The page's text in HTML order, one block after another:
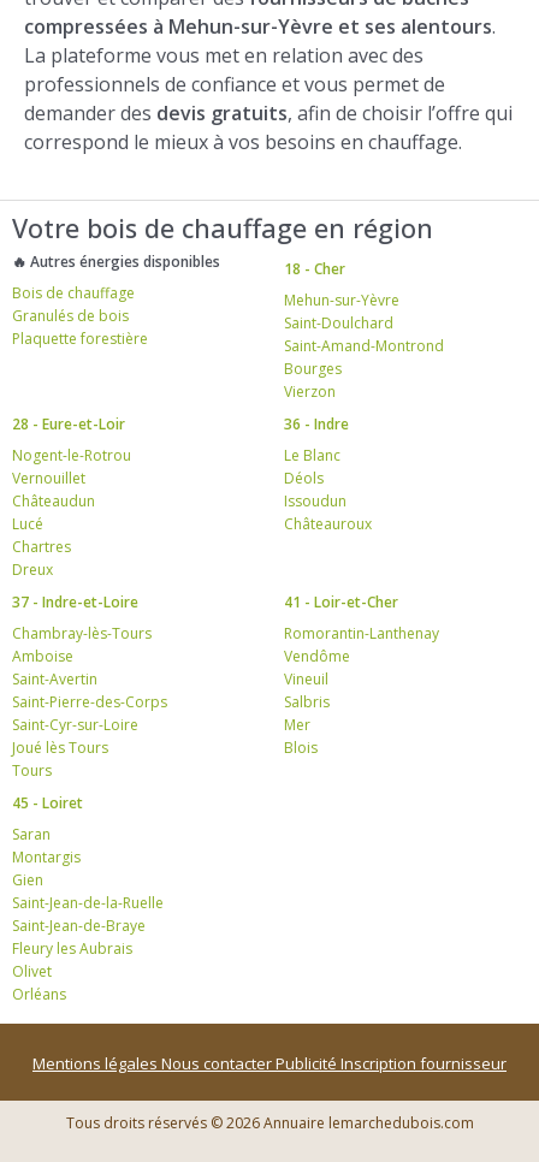
compressées à Mehun-sur-Yèvre et ses alentours.
La plateforme vous met en relation avec des
professionnels de confiance et vous permet de
demander des devis gratuits, afin de choisir l’offre qui
correspond le mieux à vos besoins en chauffage.
Votre bois de chauffage en région
🔥 Autres énergies disponibles
Bois de chauffage
Granulés de bois
Plaquette forestière
18 - Cher
Mehun-sur-Yèvre
Saint-Doulchard
Saint-Amand-Montrond
Bourges
Vierzon
28 - Eure-et-Loir
Nogent-le-Rotrou
Vernouillet
Châteaudun
Lucé
Chartres
Dreux
36 - Indre
Le Blanc
Déols
Issoudun
Châteauroux
37 - Indre-et-Loire
Chambray-lès-Tours
Amboise
Saint-Avertin
Saint-Pierre-des-Corps
Saint-Cyr-sur-Loire
Joué lès Tours
Tours
41 - Loir-et-Cher
Romorantin-Lanthenay
Vendôme
Vineuil
Salbris
Mer
Blois
45 - Loiret
Saran
Montargis
Gien
Saint-Jean-de-la-Ruelle
Saint-Jean-de-Braye
Fleury les Aubrais
Olivet
Orléans
Mentions légales Nous contacterPublicité Inscription fournisseur
Tous droits réservés © 2026 Annuaire lemarchedubois.com